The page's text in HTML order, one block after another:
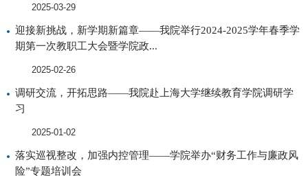
2025-03-29
迎接新挑战，新学期新篇章——我院举行2024-2025学年春季学
期第一次教职工大会暨学院政...
2025-02-26
调研交流，开拓思路——我院赴上海大学继续教育学院调研学
习
2025-01-02
落实巡视整改，加强内控管理——学院举办“财务工作与廉政风
险”专题培训会